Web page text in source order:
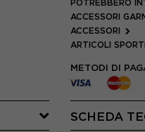
POTREBBERO
ACCESSORI
ACCESSORI
ARTICOLI
METODI DI
SCHEDA